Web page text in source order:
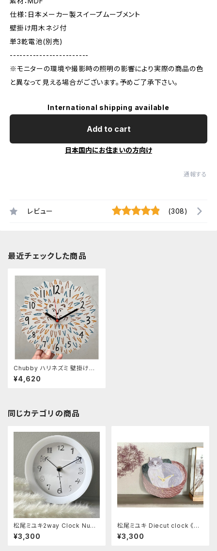
仕様：日本メーカー製スイープムーブメント
壁掛け用木ネジ付
単3乾電池(別売)
------------------------
※モニターの環境や撮影時の照明の影響により実際の商品の色
と異なって見える場合がございます。予めご了承下さい。
International shipping available
Add to cart
日本国内にお住まいの方向け
通報する
レビュー (308)
最近チェックした商品
Chubby ハリネズミ 壁掛け時
計
¥4,620
同じカテゴリの商品
松尾ミユキ2way Clock Num
bers White
¥3,300
松尾ミユキ Diecut clock 《Ca
t in the basket》
¥3,300